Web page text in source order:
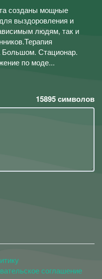
созданы мощные
выздоровления и
людям, так и
Большом. Стационар.
по моде...
15895символов
соглашение